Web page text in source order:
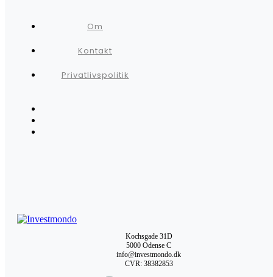
Om
Kontakt
Privatlivspolitik
Kochsgade 31D
5000 Odense C
info@investmondo.dk
CVR: 38382853